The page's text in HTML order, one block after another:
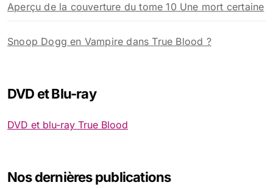
Aperçu de la couverture du tome 10 Une mort certaine
Snoop Dogg en Vampire dans True Blood ?
DVD et Blu-ray
DVD et blu-ray True Blood
Nos dernières publications